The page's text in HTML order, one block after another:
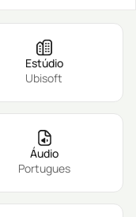
Estúdio
Ubisoft
Áudio
Portugues